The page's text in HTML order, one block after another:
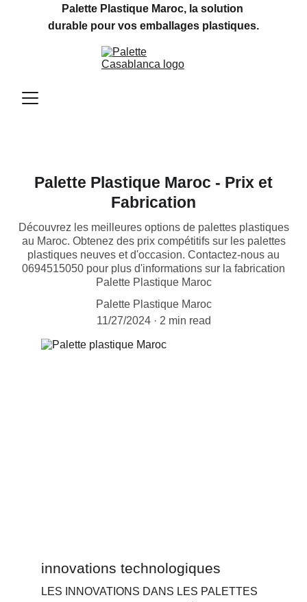
Palette Plastique Maroc, la solution
durable pour vos emballages plastiques.
Palette Plastique Maroc - Prix et
Fabrication
Découvrez les meilleures options de palettes plastiques
au Maroc. Obtenez des prix compétitifs sur les palettes
plastiques neuves et d'occasion. Contactez-nous au
0694515050 pour plus d'informations sur la fabrication
Palette Plastique Maroc
Palette Plastique Maroc
11/27/2024
2 min read
innovations technologiques
LES INNOVATIONS DANS LES PALETTES